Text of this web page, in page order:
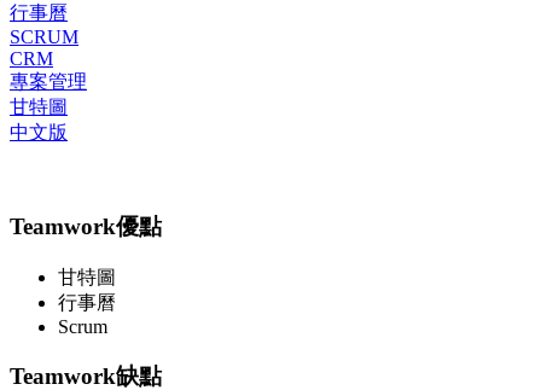
行事曆
SCRUM
CRM
專案管理
甘特圖
中文版
Teamwork優點
甘特圖
行事曆
Scrum
Teamwork缺點